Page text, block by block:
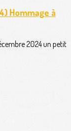
Hommage à
2024 un petit